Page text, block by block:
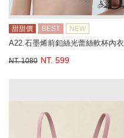
甜甜價 BEST NEW
A22.石墨烯前釦絲光蕾絲軟杯內衣
NT. 1080 NT. 599